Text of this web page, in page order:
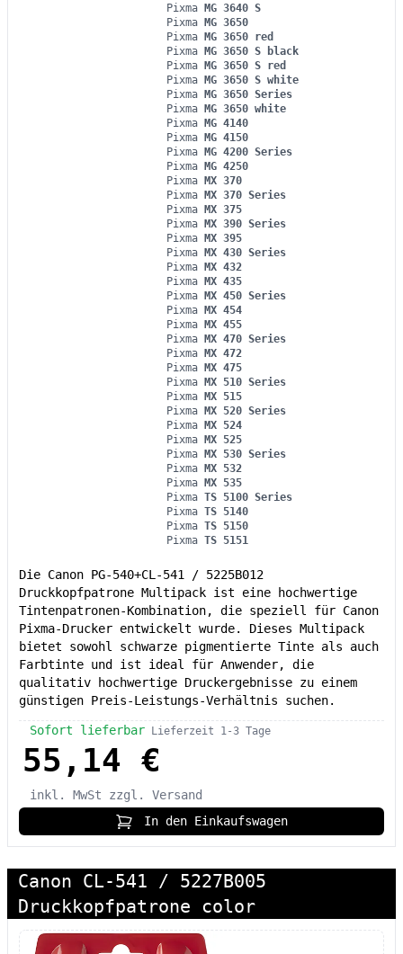
Pixma MG 3640 S
Pixma MG 3650
Pixma MG 3650 red
Pixma MG 3650 S black
Pixma MG 3650 S red
Pixma MG 3650 S white
Pixma MG 3650 Series
Pixma MG 3650 white
Pixma MG 4140
Pixma MG 4150
Pixma MG 4200 Series
Pixma MG 4250
Pixma MX 370
Pixma MX 370 Series
Pixma MX 375
Pixma MX 390 Series
Pixma MX 395
Pixma MX 430 Series
Pixma MX 432
Pixma MX 435
Pixma MX 450 Series
Pixma MX 454
Pixma MX 455
Pixma MX 470 Series
Pixma MX 472
Pixma MX 475
Pixma MX 510 Series
Pixma MX 515
Pixma MX 520 Series
Pixma MX 524
Pixma MX 525
Pixma MX 530 Series
Pixma MX 532
Pixma MX 535
Pixma TS 5100 Series
Pixma TS 5140
Pixma TS 5150
Pixma TS 5151
Die Canon PG-540+CL-541 / 5225B012
Druckkopfpatrone Multipack ist eine hochwertige
Tintenpatronen-Kombination, die speziell für Canon
Pixma-Drucker entwickelt wurde. Dieses Multipack
bietet sowohl schwarze pigmentierte Tinte als auch
Farbtinte und ist ideal für Anwender, die
qualitativ hochwertige Druckergebnisse zu einem
günstigen Preis-Leistungs-Verhältnis suchen.
Sofort lieferbar Lieferzeit 1-3 Tage
55,14 €
inkl. MwSt
zzgl. Versand
In den Einkaufswagen
Canon CL-541 / 5227B005
Druckkopfpatrone color